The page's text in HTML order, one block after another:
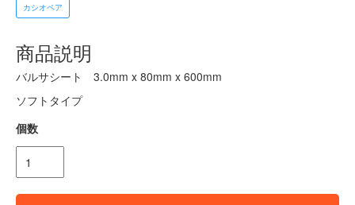
カシオペア
商品説明
バルサシート 3.0mm x 80mm x 600mm
ソフトタイプ
個数